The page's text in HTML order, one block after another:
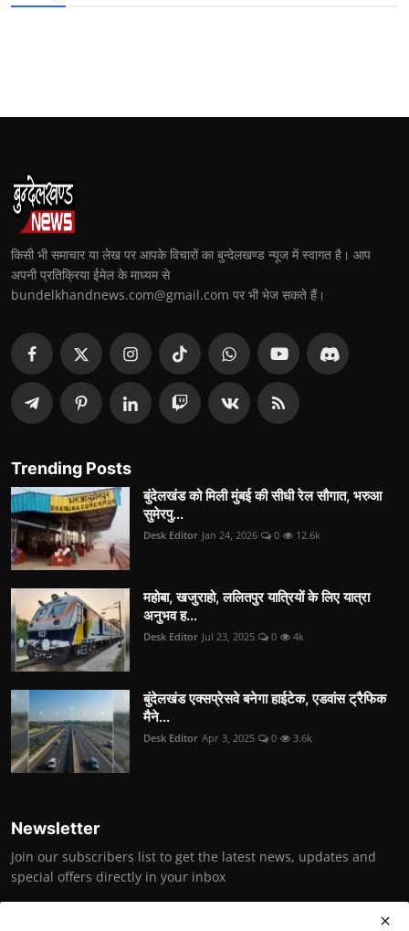
किसी भी समाचार या लेख पर आपके विचारों का बुन्देलखण्ड न्यूज में स्वागत है। आप
अपनी प्रतिक्रिया ईमेल के माध्यम से
bundelkhandnews.com@gmail.com पर भी भेज सकते हैं।
Trending Posts
बुंदेलखंड को मिली मुंबई की सीधी रेल सौगात, भरुआ
सुमेरपु...
Desk Editor Jan 24, 2026 0 12.6k
महोबा, खजुराहो, ललितपुर यात्रियों के लिए यात्रा
अनुभव ह...
Desk Editor Jul 23, 2025 0 4k
बुंदेलखंड एक्सप्रेसवे बनेगा हाईटेक, एडवांस ट्रैफिक
मैने...
Desk Editor Apr 3, 2025 0 3.6k
Newsletter
Join our subscribers list to get the latest news, updates and
special offers directly in your inbox
Subscribe